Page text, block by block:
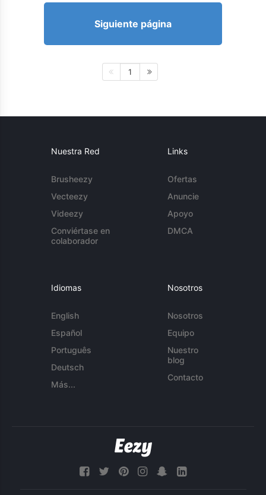
Siguiente página
1
Nuestra Red
Brusheezy
Vecteezy
Videezy
Conviértase en
colaborador
Links
Ofertas
Anuncie
Apoyo
DMCA
Idiomas
English
Español
Português
Deutsch
Más...
Nosotros
Nosotros
Equipo
Nuestro
blog
Contacto